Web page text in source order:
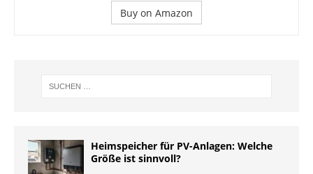
Buy on Amazon
Heimspeicher für PV-Anlagen: Welche
Größe ist sinnvoll?